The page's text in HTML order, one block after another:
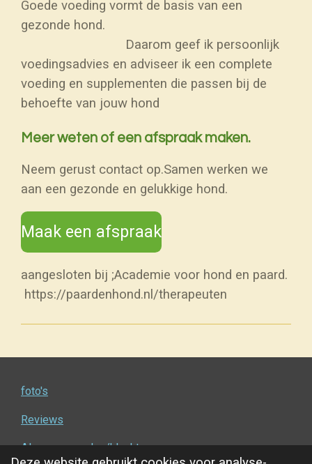
Goede voeding vormt de basis van een
gezonde hond.
Daarom geef ik persoonlijk
voedingsadvies en adviseer ik een complete
voeding en supplementen die passen bij de
behoefte van jouw hond
Meer weten of een afspraak maken.
Neem gerust contact op.Samen werken we
aan een gezonde en gelukkige hond.
Maak een afspraak
aangesloten bij ;Academie voor hond en paard.
https://paardenhond.nl/therapeuten
foto's
Reviews
Alg. voorwaarden/klachten